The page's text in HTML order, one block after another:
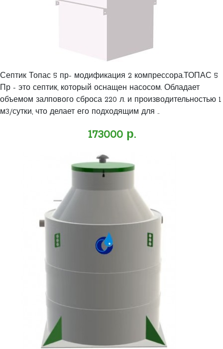
Септик Топас 5 пр- модификация 2 компрессора.ТОПАС 5
Пр - это септик, который оснащен насосом. Обладает
объемом залпового сброса 220 л. и производительностью 1
м3/сутки, что делает его подходящим для ..
173000 р.